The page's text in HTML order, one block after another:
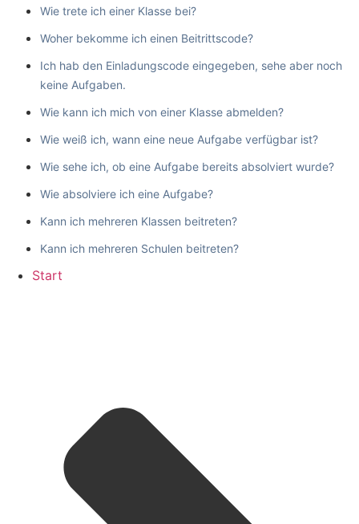
Wie trete ich einer Klasse bei?
Woher bekomme ich einen Beitrittscode?
Ich hab den Einladungscode eingegeben, sehe aber noch
keine Aufgaben.
Wie kann ich mich von einer Klasse abmelden?
Wie weiß ich, wann eine neue Aufgabe verfügbar ist?
Wie sehe ich, ob eine Aufgabe bereits absolviert wurde?
Wie absolviere ich eine Aufgabe?
Kann ich mehreren Klassen beitreten?
Kann ich mehreren Schulen beitreten?
Start